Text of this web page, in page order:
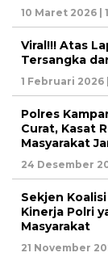
10 Maret 2026 |
Viral!!! Atas
Tersangka
1 Februari 2026
Polres
Curat, Kasat
Masyarakat
24 Desember
Sekjen
Kinerja Polri
Masyarakat
21 November